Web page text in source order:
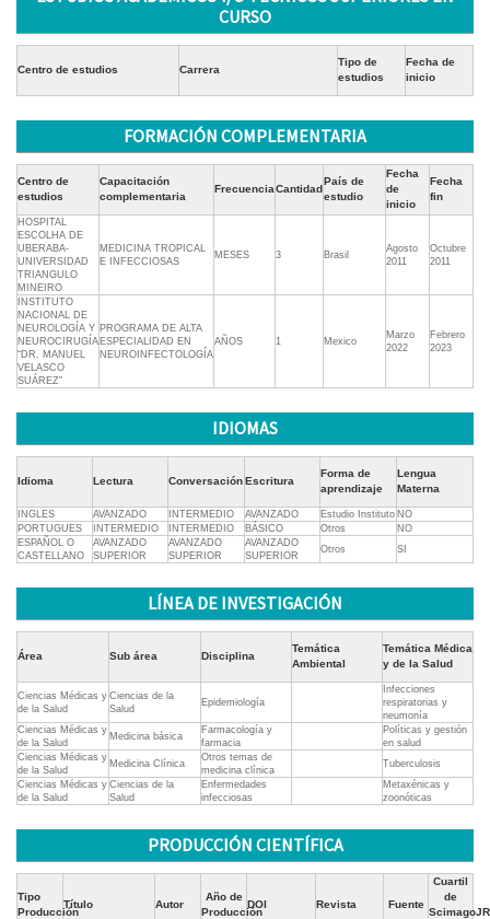
CURSO
Centro de estudios Carrera
Tipo de
estudios
Fecha de
inicio
FORMACIÓN COMPLEMENTARIA
Centro de
estudios
Capacitación
complementaria
FrecuenciaCantidad
País de
estudio
Fecha
de
inicio
Fecha
fin
HOSPITAL
ESCOLHA DE
UBERABA-
UNIVERSIDAD
TRIANGULO
MINEIRO
MEDICINA TROPICAL
E INFECCIOSAS
MESES 3 Brasil
Agosto
2011
Octubre
2011
INSTITUTO
NACIONAL DE
NEUROLOGÍA Y
NEUROCIRUGÍA
“DR. MANUEL
VELASCO
SUÁREZ”
PROGRAMA DE ALTA
ESPECIALIDAD EN
NEUROINFECTOLOGÍA
AÑOS 1 Mexico
Marzo
2022
Febrero
2023
IDIOMAS
Idioma Lectura ConversaciónEscritura
Forma de
aprendizaje
Lengua
Materna
INGLES AVANZADO INTERMEDIO AVANZADO Estudio Instituto NO
PORTUGUES
INTERMEDIO INTERMEDIO BÁSICO Otros
NO
ESPAÑOL O
CASTELLANO
AVANZADO
SUPERIOR
AVANZADO
SUPERIOR
AVANZADO
SUPERIOR
Otros SI
LÍNEA DE INVESTIGACIÓN
Área Sub área Disciplina
Temática
Ambiental
Temática Médica
y de la Salud
Ciencias Médicas y
de la Salud
Ciencias de la
Salud
Epidemiología
Infecciones
respiratorias y
neumonía
Ciencias Médicas y
de la Salud
Medicina básica
Farmacología y
farmacia
Políticas y gestión
en salud
Ciencias Médicas y
de la Salud
Medicina Clínica
Otros temas de
medicina clínica
Tuberculosis
Ciencias Médicas y
de la Salud
Ciencias de la
Salud
Enfermedades
infecciosas
Metaxénicas y
zoonóticas
PRODUCCIÓN CIENTÍFICA
Tipo
Producción
Título Autor
Año de
Producción
DOI Revista Fuente
Cuartil
de
ScimagoJR